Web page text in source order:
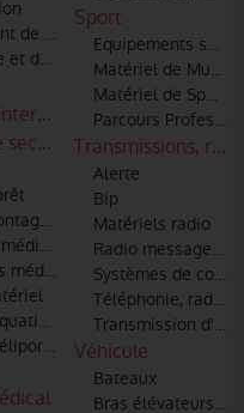
lances, robinets, raccords)
d'eau
de nettoyage par ultrasons
et décontamination de
incendie et
secours
et spéléologie
et de secourisme
médicaux
et hélitreuillage
Sport
Equipements
Matériel de
Matériel de Sport -
Parcours
Transmissions,
Alerte
Bip
Matériels radio
Radio messagerie
Systèmes de
Téléphonie, radio-
Transmission
Véhicule
Bateaux
Bras élévateurs